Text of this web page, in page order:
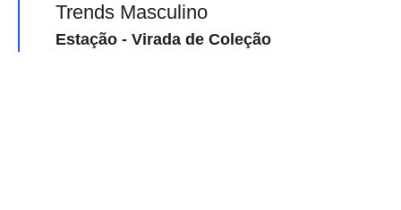
Trends Masculino
Estação - Virada de Coleção